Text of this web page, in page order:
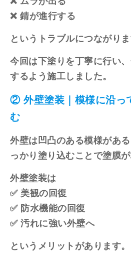
❌ 錆が進行する
というトラブルにつながりま
今回は下塗りを丁寧に行い
するよう施工しました。
② 外壁塗装｜模様に沿っ
む
外壁は凹凸のある模様があ
っかり塗り込むことで塗膜が
外壁塗装は
✅ 美観の回復
✅ 防水機能の回復
✅ 汚れに強い外壁へ
というメリットがあります。